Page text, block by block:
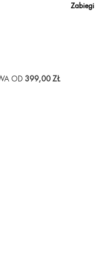
Zabiegi
OD 399,00 ZŁ